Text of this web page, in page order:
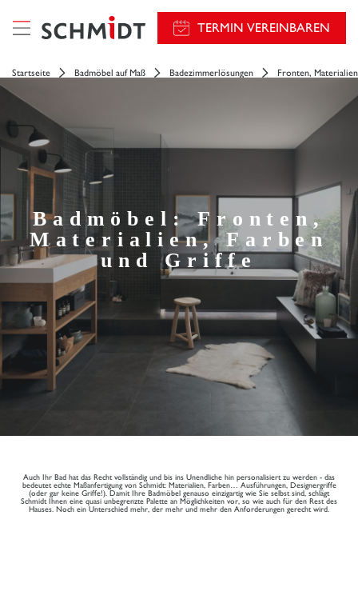
TERMIN VEREINBAREN
Startseite Badmöbel auf Maß Badezimmerlösungen Fronten,
Badmöbel: Fronten,
Materialien, Farben
und Griffe
Auch Ihr Bad hat das Recht vollständig und bis ins Unendliche hin personalisiert zu werden - das
bedeutet echte Maßanfertigung von Schmidt: Materialien, Farben… Ausführungen, Designergriffe
(oder gar keine Griffe!). Damit Ihre Badmöbel genauso einzigartig wie Sie selbst sind, schlägt
Schmidt Ihnen eine quasi unbegrenzte Palette an Möglichkeiten vor, so wie auch für den Rest des
Hauses. Noch ein Unterschied mehr, der mehr und mehr den Anforderungen gerecht wird.